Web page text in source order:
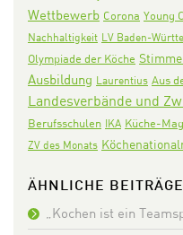
Wettbewerb Corona Young
Nachhaltigkeit LV Baden-
Olympiade der Köche
Ausbildung Laurentius Aus
Landesverbände und
Berufsschulen IKA Küche-
ZV des Monats
ÄHNLICHE BEITRÄGE
„Kochen ist ein